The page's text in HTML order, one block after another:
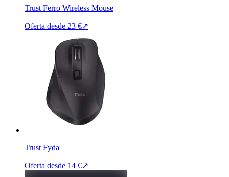
Trust Ferro Wireless Mouse
Oferta desde 23 €↗
Trust Fyda
Oferta desde 14 €↗